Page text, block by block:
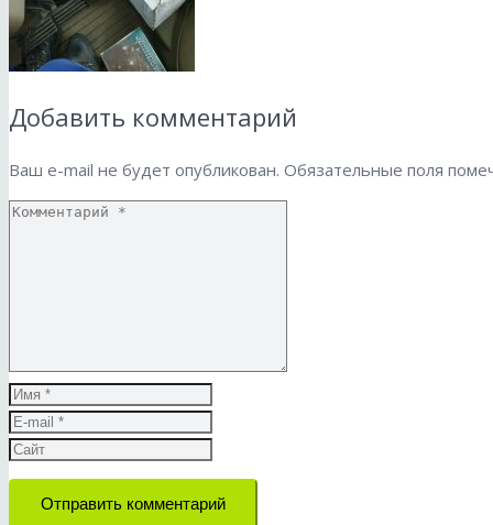
Добавить комментарий
Ваш e-mail не будет опубликован. Обязательные поля
Отправить комментарий